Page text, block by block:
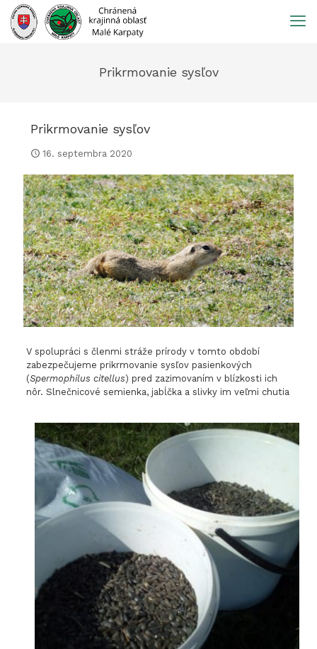
Prejsť
obsah
Prikrmovanie sysľov
Prikrmovanie sysľov
16. septembra 2020
V spolupráci s členmi stráže prírody v tomto období
zabezpečujeme prikrmovanie sysľov pasienkových
(Spermophilus citellus) pred zazimovaním v blízkosti ich
nôr. Slnečnicové semienka, jabĺčka a slivky im veľmi chutia